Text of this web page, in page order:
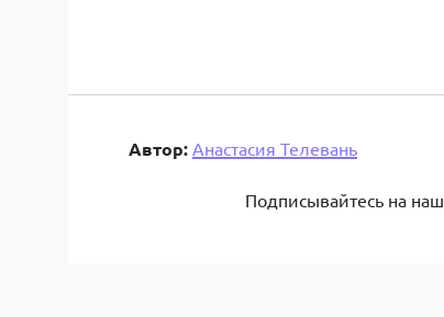
Автор: Анастасия Телевань
Подписывайтесь на наш